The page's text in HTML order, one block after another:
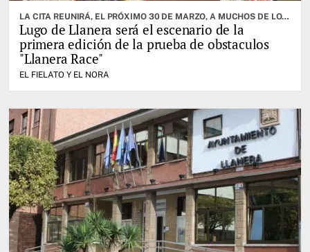
LA CITA REUNIRÁ, EL PRÓXIMO 30 DE MARZO, A MUCHOS DE LOS MEJORES ATLETAS DE LA ESPECIALIDAD
Lugo de Llanera será el escenario de la
primera edición de la prueba de obstaculos
"Llanera Race"
EL FIELATO Y EL NORA